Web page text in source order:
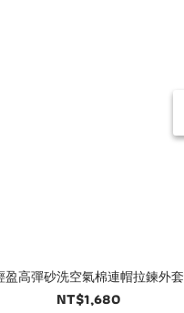
盈高彈砂洗空氣棉連帽拉鍊外套
NT$1,680